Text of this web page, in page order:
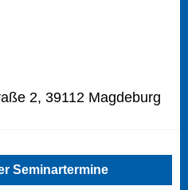
2, 39112 Magdeburg
Seminartermine